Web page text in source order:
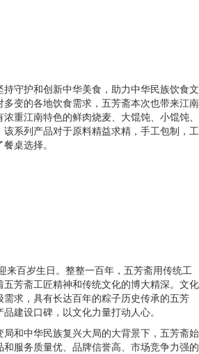
守护和创新中华美食，助力中华民族饮食文
变的各地饮食需求，五芳斋本次也带来江南
重江南特色的鲜肉烧麦、大馄饨、小馄饨、
系列产品对于原料精益求精，手工包制，工
桌选择。
来百岁生日。整整一百年，五芳斋用传统工
芳斋工匠精神和传统文化的博大精深。文化
求，具有长达百年的粽子历史传承的五芳
建设口碑，以文化力量打动人心。
和中华民族复兴大局的大背景下，五芳斋始
服务质量优、品牌信誉高、市场竞争力强的